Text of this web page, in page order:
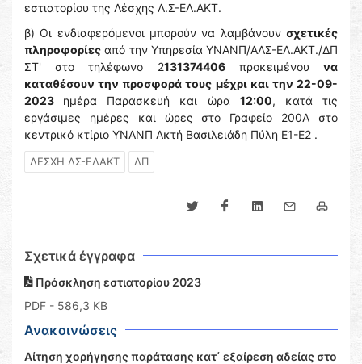
εστιατορίου της Λέσχης Λ.Σ-ΕΛ.ΑΚΤ.
β) Οι ενδιαφερόμενοι μπορούν να λαμβάνουν σχετικές
πληροφορίες από την Υπηρεσία ΥΝΑΝΠ/ΑΛΣ-ΕΛ.ΑΚΤ./ΔΠ
ΣΤ' στο τηλέφωνο 2131374406προκειμένουνα
καταθέσουν την προσφορά τους μέχρι και την 22-09-
2023 ημέρα Παρασκευή και ώρα 12:00, κατά τις
εργάσιμες ημέρες και ώρες στο Γραφείο 200Α στο
κεντρικό κτίριο ΥΝΑΝΠ Ακτή Βασιλειάδη Πύλη Ε1-Ε2 .
ΛΕΣΧΗ ΛΣ-ΕΛΑΚΤ ΔΠ
Σχετικά έγγραφα
Πρόσκληση εστιατορίου 2023
PDF - 586,3 KB
Ανακοινώσεις
Αίτηση χορήγησης παράτασης κατ΄ εξαίρεση αδείας στο